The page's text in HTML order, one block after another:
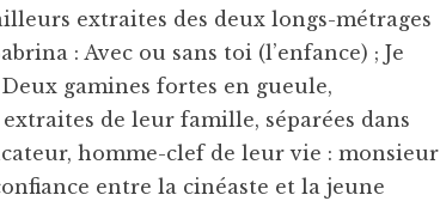
extraites des deux longs-métrages
: Avec ou sans toi (l’enfance) ; Je
gamines fortes en gueule,
de leur famille, séparées dans
homme-clef de leur vie : monsieur
entre la cinéaste et la jeune